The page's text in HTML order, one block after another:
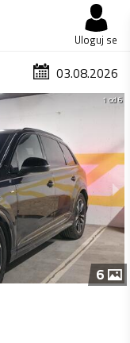
Uloguj se
03.08.2026
1 od 6
6